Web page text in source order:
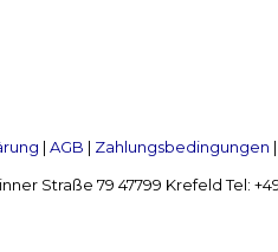
| AGB | Zahlungsbedingungen |
Straße 79 47799 Krefeld Tel: